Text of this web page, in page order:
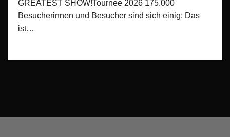
GREATEST SHOW!Tournee 2026 175.000
Besucherinnen und Besucher sind sich einig: Das
ist…